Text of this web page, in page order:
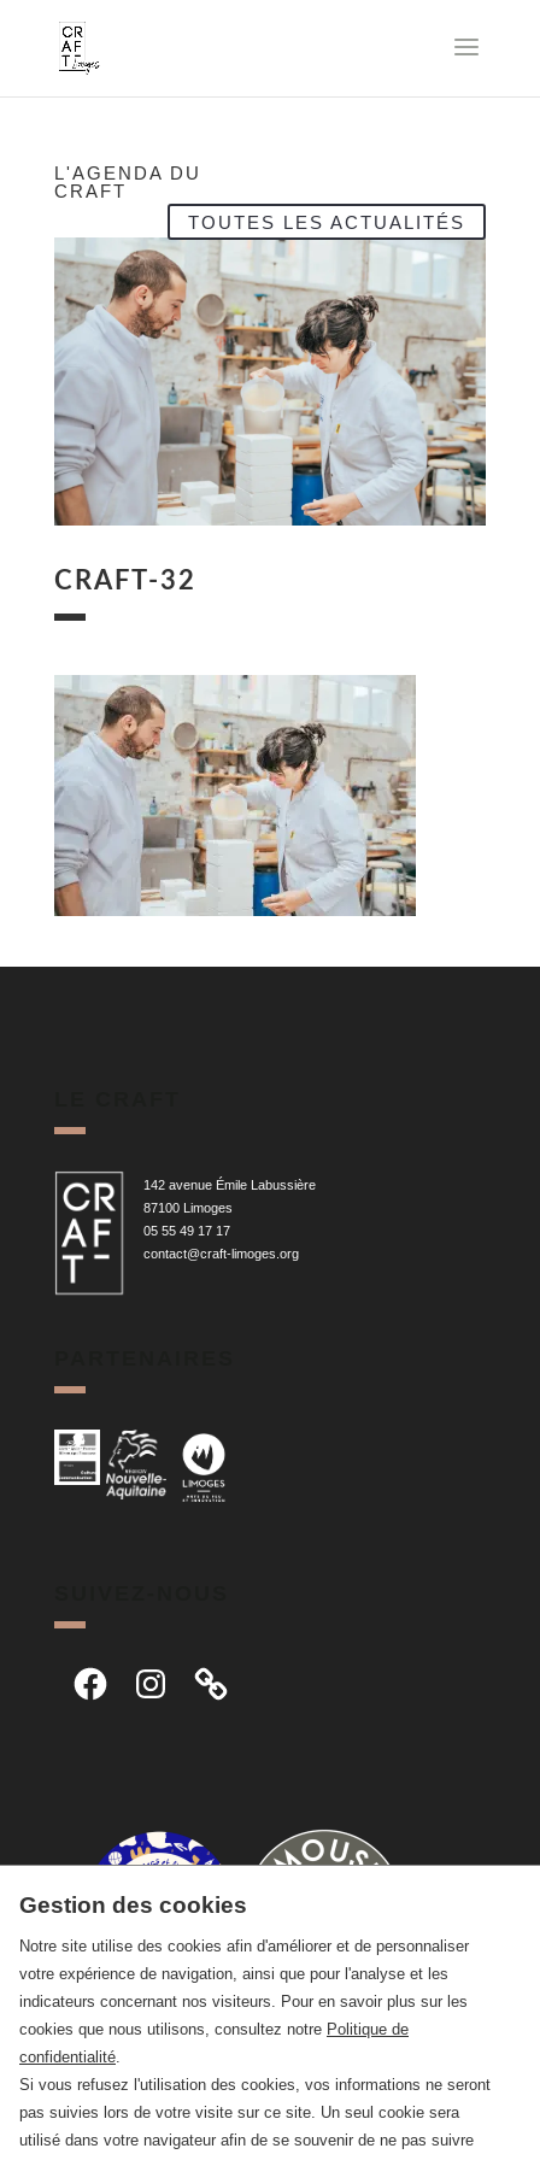
L'AGENDA DU
CRAFT
TOUTES LES ACTUALITÉS
CRAFT-32
142 avenue Émile Labussière
87100 Limoges
05 55 49 17 17
contact@craft-limoges.org
FacebookInstagram
Gestion des cookies
Notre site utilise des cookies afin d'améliorer et de personnaliser
votre expérience de navigation, ainsi que pour l'analyse et les
indicateurs concernant nos visiteurs. Pour en savoir plus sur les
cookies que nous utilisons, consultez notre Politique de
confidentialité
Si vous refusez l'utilisation des cookies, vos informations ne seront
pas suivies lors de votre visite sur ce site. Un seul cookie sera
utilisé dans votre navigateur afin de se souvenir de ne pas suivre